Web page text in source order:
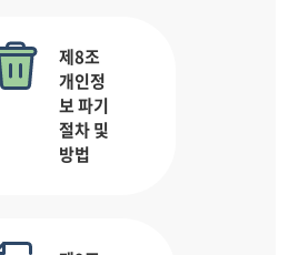
제8조
개인정
보 파기
절차 및
방법